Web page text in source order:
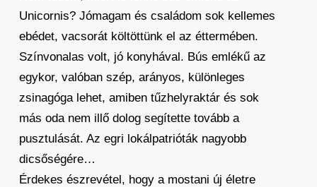
Unicornis? Jómagam és családom sok kellemes
ebédet, vacsorát költöttünk el az éttermében.
Színvonalas volt, jó konyhával. Bús emlékű az
egykor, valóban szép, arányos, különleges
zsinagóga lehet, amiben tűzhelyraktár és sok
más oda nem illő dolog segítette tovább a
pusztulását. Az egri lokálpatrióták nagyobb
dicsőségére…
Érdekes észrevétel, hogy a mostani új életre